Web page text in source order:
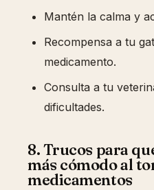
Mantén la calma y
Recompensa a tu
medicamento.
Consulta a tu
dificultades.
8. Trucos para
más cómodo al
medicamentos